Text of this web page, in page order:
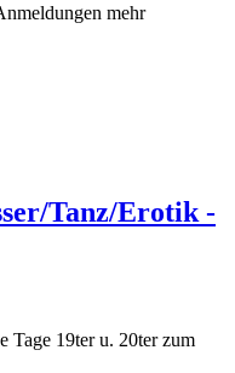
mehr
Tanz/Erotik -
Tage 19ter u. 20ter zum